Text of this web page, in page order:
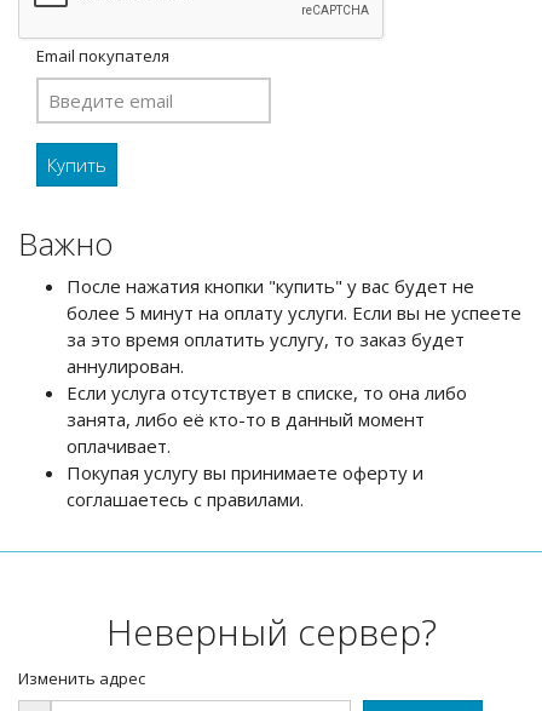
Email покупателя
Важно
После нажатия кнопки "купить" у вас будет не
более 5 минут на оплату услуги. Если вы не успеете
за это время оплатить услугу, то заказ будет
аннулирован.
Если услуга отсутствует в списке, то она либо
занята, либо её кто-то в данный момент
оплачивает.
Покупая услугу вы принимаете оферту и
соглашаетесь с правилами.
Неверный сервер?
Изменить адрес